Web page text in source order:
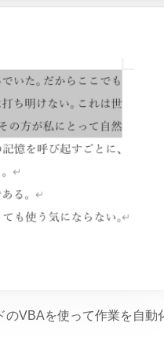
のVBAを使って作業を自動